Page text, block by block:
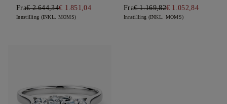
Fra€ 2.644,34€ 1.851,04
Innstilling (INKL. MOMS)
Fra€ 1.169,82€ 1.052,84
Innstilling (INKL. MOMS)